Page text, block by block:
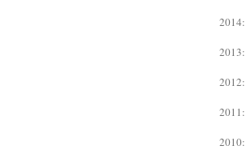
2014:
2013:
2012:
2011:
2010: